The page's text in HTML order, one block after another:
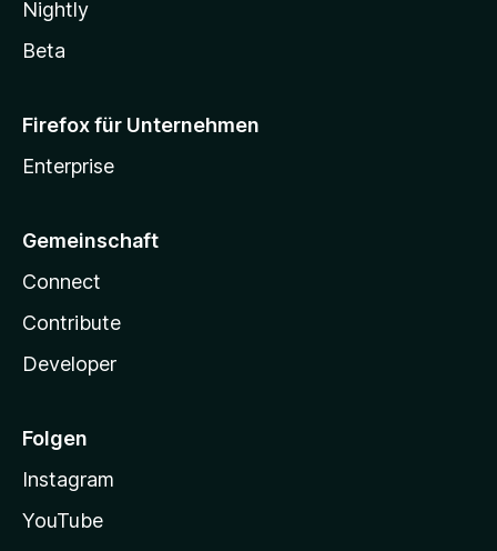
Nightly
Beta
Firefox für Unternehmen
Enterprise
Gemeinschaft
Connect
Contribute
Developer
Folgen
Instagram
YouTube